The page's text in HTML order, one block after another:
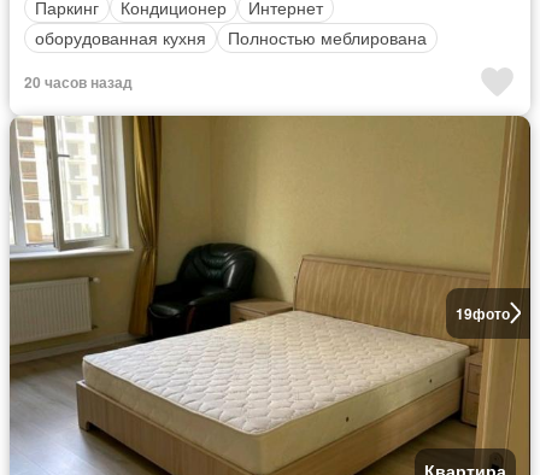
Паркинг
Кондиционер
Интернет
оборудованная кухня
Полностью меблирована
20 часов назад
19фото
Квартира